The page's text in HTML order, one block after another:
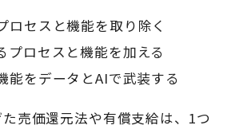
ロセスと機能を取り除く
プロセスと機能を加える
能をデータとAIで武装する
売価還元法や有償支給は、1つ